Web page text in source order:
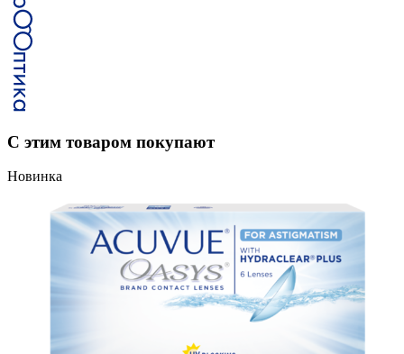
С этим товаром покупают
Новинка